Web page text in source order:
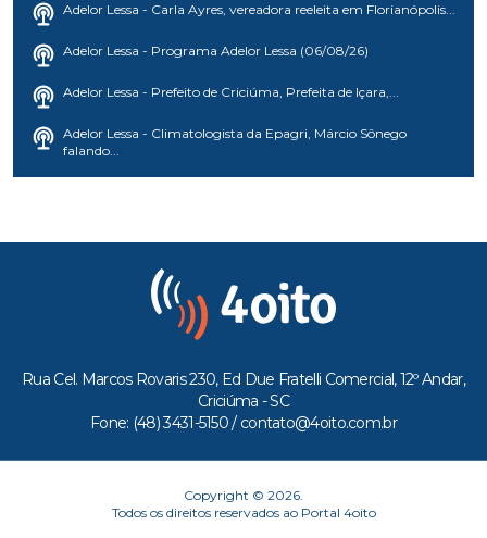
Adelor Lessa - Carla Ayres, vereadora reeleita em Florianópolis...
Adelor Lessa - Programa Adelor Lessa (06/08/26)
Adelor Lessa - Prefeito de Criciúma, Prefeita de Içara,...
Adelor Lessa - Climatologista da Epagri, Márcio Sônego
falando...
Rua Cel. Marcos Rovaris 230, Ed Due Fratelli Comercial, 12º Andar,
Criciúma - SC
Fone: (48) 3431-5150 / contato@4oito.com.br
Copyright © 2026.
Todos os direitos reservados ao Portal 4oito